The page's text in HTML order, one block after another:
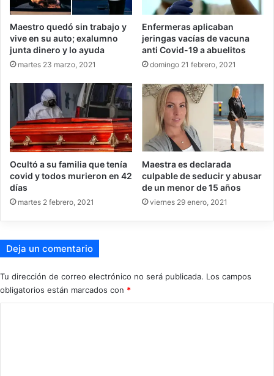
Maestro quedó sin trabajo y
vive en su auto; exalumno
junta dinero y lo ayuda
martes 23 marzo, 2021
Enfermeras aplicaban
jeringas vacías de vacuna
anti Covid-19 a abuelitos
domingo 21 febrero, 2021
Ocultó a su familia que tenía
covid y todos murieron en 42
días
martes 2 febrero, 2021
Maestra es declarada
culpable de seducir y abusar
de un menor de 15 años
viernes 29 enero, 2021
Deja un comentario
Tu dirección de correo electrónico no será publicada. Los campos
obligatorios están marcados con *